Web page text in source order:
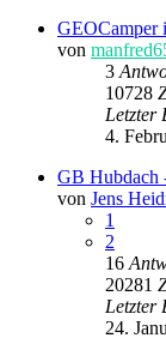
GEOCamper
von
3
10728
Letzter
4.
GB Hubdach
von Jens
1
2
16
20281
Letzter
24.